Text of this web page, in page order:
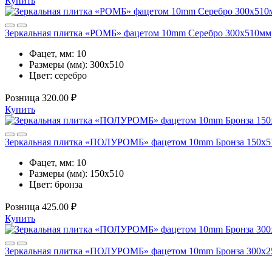
Зеркальная плитка «РОМБ» фацетом 10mm Серебро 300х510мм
Фацет, мм: 10
Размеры (мм): 300х510
Цвет: серебро
Розница 320.00 ₽
Купить
Зеркальная плитка «ПОЛУРОМБ» фацетом 10mm Бронза
Фацет, мм: 10
Размеры (мм): 150х510
Цвет: бронза
Розница 425.00 ₽
Купить
Зеркальная плитка «ПОЛУРОМБ» фацетом 10mm Бронза